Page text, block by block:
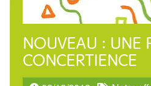
NOUVEAU : UNE
CONCERTIENCE